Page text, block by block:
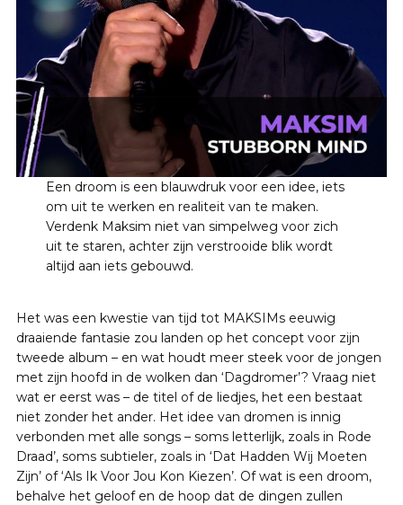
Een droom is een blauwdruk voor een idee, iets
om uit te werken en realiteit van te maken.
Verdenk Maksim niet van simpelweg voor zich
uit te staren, achter zijn verstrooide blik wordt
altijd aan iets gebouwd.
Het was een kwestie van tijd tot MAKSIMs eeuwig
draaiende fantasie zou landen op het concept voor zijn
tweede album – en wat houdt meer steek voor de jongen
met zijn hoofd in de wolken dan ‘Dagdromer’? Vraag niet
wat er eerst was – de titel of de liedjes, het een bestaat
niet zonder het ander. Het idee van dromen is innig
verbonden met alle songs – soms letterlijk, zoals in Rode
Draad’, soms subtieler, zoals in ‘Dat Hadden Wij Moeten
Zijn’ of ‘Als Ik Voor Jou Kon Kiezen’. Of wat is een droom,
behalve het geloof en de hoop dat de dingen zullen